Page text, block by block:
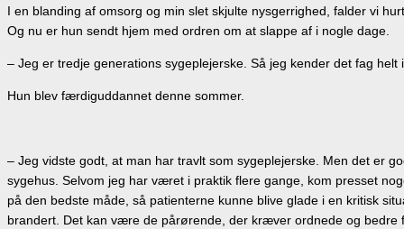
I en blanding af omsorg og min slet skjulte nysgerrighed, falder vi
Og nu er hun sendt hjem med ordren om at slappe af i nogle dage.
– Jeg er tredje generations sygeplejerske. Så jeg kender det fag
Hun blev færdiguddannet denne sommer.
– Jeg vidste godt, at man har travlt som sygeplejerske. Men det er
sygehus. Selvom jeg har været i praktik flere gange, kom presset
på den bedste måde, så patienterne kunne blive glade i en kritisk
brandert. Det kan være de pårørende, der kræver ordnede og